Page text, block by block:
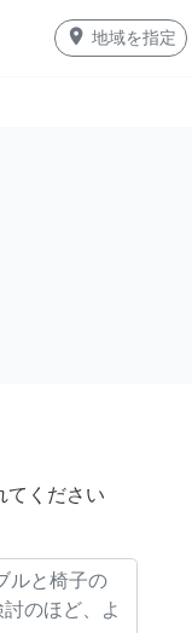
place 地域を指定
てください